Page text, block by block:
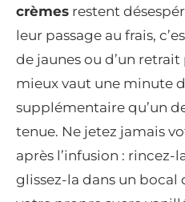
crèmes restent
leur passage au frais,
de jaunes ou d’un
mieux vaut une minute
supplémentaire qu’un
tenue. Ne jetez jamais
après l’infusion : rincez-
glissez-la dans un bocal